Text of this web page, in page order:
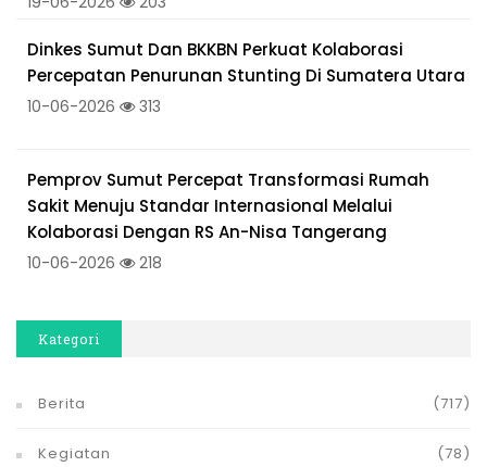
Dinkes Sumut Dan BKKBN Perkuat Kolaborasi
Percepatan Penurunan Stunting Di Sumatera Utara
10-06-2026 313
Pemprov Sumut Percepat Transformasi Rumah
Sakit Menuju Standar Internasional Melalui
Kolaborasi Dengan RS An-Nisa Tangerang
10-06-2026 218
Kategori
Berita (717)
Kegiatan (78)